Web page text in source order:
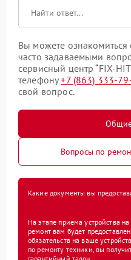
Вы можете
часто задаваемыми
сервисный центр “FIX-
телефону+7 (863) 333-
свой вопрос.
Вопросы по
Какие документы вы
На этапе приема устройства
ремонт вам будет
обязательств на ваше
по ремонту техники, вы